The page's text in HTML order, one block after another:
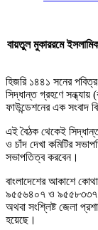
বায়তুল মুকাররমে
হিজরি ১৪৪১ সনের পবিত্র
সিদ্ধান্ত গ্রহণে
ফাউন্ডেশনের এক সংবাদ
এই বৈঠক থেকেই
ও চাঁদ দেখা কমিটির
সভাপতিত্ব করবেন।
বাংলাদেশের আকাশে
৯৫৫৬৪০৭ ও ৯৫৫৮৩৩৭
অথবা সংশ্লিষ্ট জেলা
হয়েছে।